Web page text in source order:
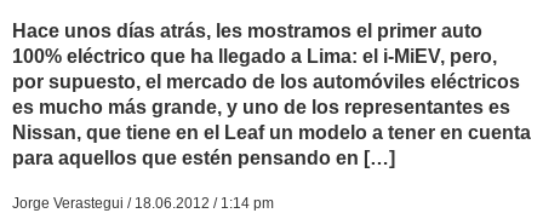
Hace unos días atrás, les mostramos el primer auto
100% eléctrico que ha llegado a Lima: el i-MiEV, pero,
por supuesto, el mercado de los automóviles eléctricos
es mucho más grande, y uno de los representantes es
Nissan, que tiene en el Leaf un modelo a tener en cuenta
para aquellos que estén pensando en […]
Jorge Verastegui / 18.06.2012 / 1:14 pm